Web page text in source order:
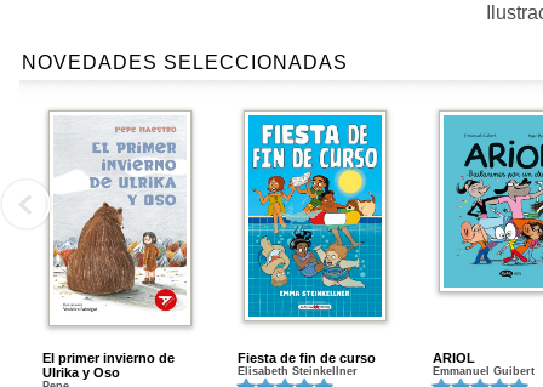
NOVEDADES SELECCIONADAS
El primer invierno de
Ulrika y Oso
Fiesta de fin de curso
Elisabeth Steinkellner
ARIOL
Emmanuel Guibert